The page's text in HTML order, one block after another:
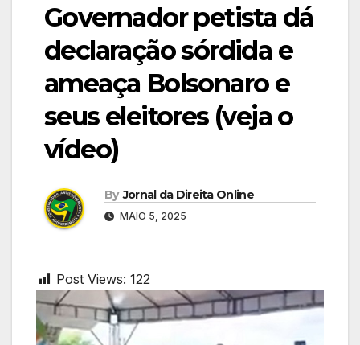
Governador petista dá
declaração sórdida e
ameaça Bolsonaro e
seus eleitores (veja o
vídeo)
By Jornal da Direita Online
MAIO 5, 2025
Post Views: 122